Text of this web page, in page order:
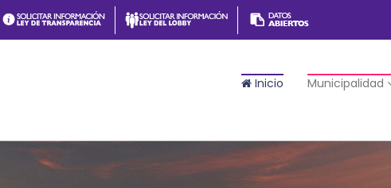
Inicio Municipalidad